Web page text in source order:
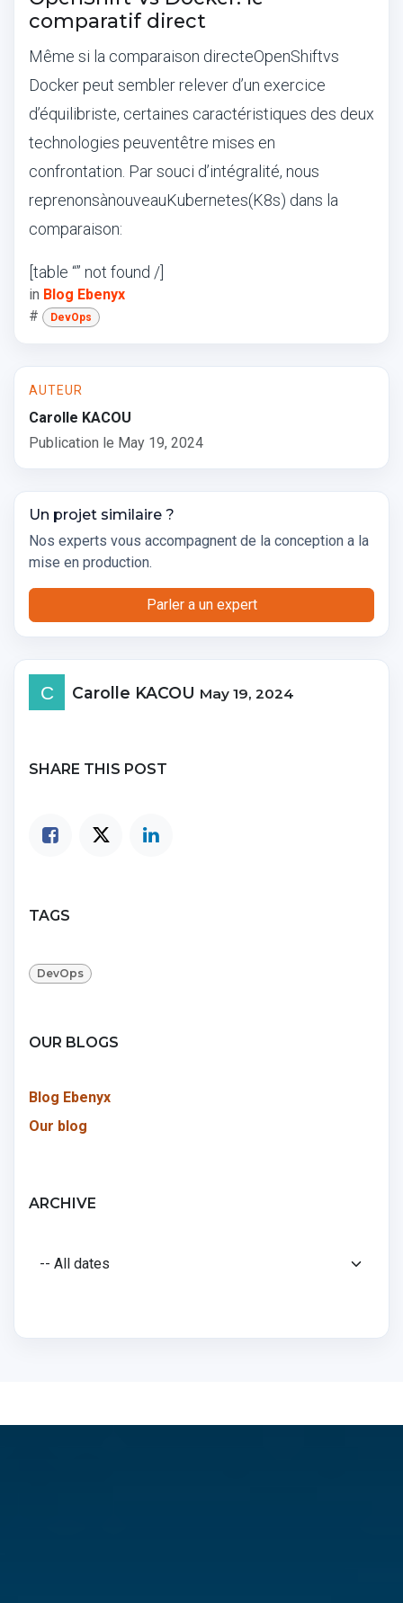
comparatif direct
Même si la comparaison directeOpenShiftvs
Docker peut sembler relever d’un exercice
d’équilibriste, certaines caractéristiques des deux
technologies peuventêtre mises en
confrontation. Par souci d’intégralité, nous
reprenonsànouveauKubernetes(K8s) dans la
comparaison:
[table “” not found /]
in Blog Ebenyx
#
DevOps
AUTEUR
Carolle KACOU
Publication le May 19, 2024
Un projet similaire ?
Nos experts vous accompagnent de la conception a la
mise en production.
Parler a un expert
Carolle KACOU May 19, 2024
SHARE THIS POST
TAGS
DevOps
OUR BLOGS
Blog Ebenyx
Our blog
ARCHIVE